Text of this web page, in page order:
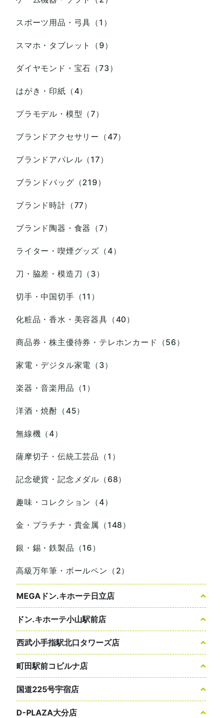
スポーツ用品・弓具（1）
スマホ・タブレット（9）
ダイヤモンド・宝石（73）
はがき・印紙（4）
プラモデル・模型（7）
ブランドアクセサリー（47）
ブランドアパレル（17）
ブランドバッグ（219）
ブランド時計（77）
ブランド陶器・食器（7）
ライター・喫煙グッズ（4）
刀・脇差・模造刀（3）
切手・中国切手（11）
化粧品・香水・美容器具（40）
商品券・株主優待券・テレホンカード（56）
家電・デジタル家電（3）
楽器・音楽用品（1）
洋酒・焼酎（45）
無線機（4）
薩摩切子・伝統工芸品（1）
記念硬貨・記念メダル（68）
趣味・コレクション（4）
金・プラチナ・貴金属（148）
銀・錫・鉄製品（16）
高級万年筆・ボールペン（2）
MEGAドン.キホーテ日立店
ドン.キホーテ小山駅前店
西武小手指駅北口タワーズ店
町田駅前コビルナ店
国道225号宇宿店
D-PLAZA大分店